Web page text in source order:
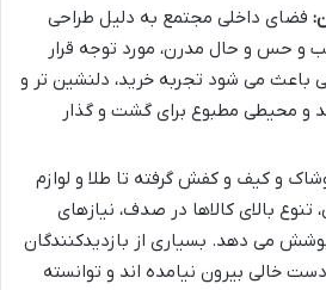
فضای داخلی مجتمع به دلیل طراحی
و حس و حال مدرن، مورد توجه قرار
باعث می شود تجربه خرید، دلنشین تر و
و محیطی مطبوع برای گشت و گذار
و کیف و کفش گرفته تا طلا و لوازم
بالای کالاها در صدف، نیازهای
می دهد. بسیاری از بازدیدکنندگان
خالی بیرون نیامده اند و توانسته